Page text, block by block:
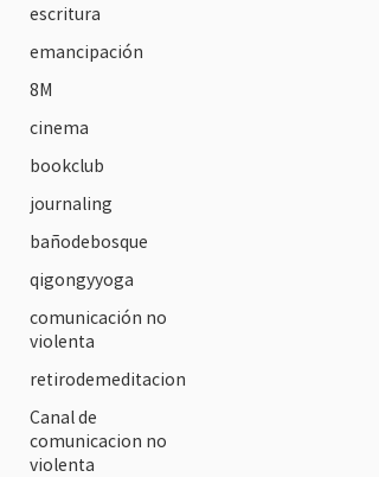
escritura
emancipación
8M
cinema
bookclub
journaling
bañodebosque
qigongyyoga
comunicación no
violenta
retirodemeditacion
Canal de
comunicacion no
violenta